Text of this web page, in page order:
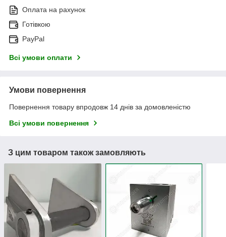
Оплата на рахунок
Готівкою
PayPal
Всі умови оплати
Умови повернення
Повернення товару впродовж 14 днів за домовленістю
Всі умови повернення
З цим товаром також замовляють